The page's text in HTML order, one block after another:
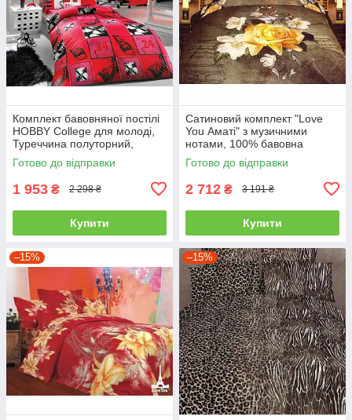
Комплект бавовняної постілі
HOBBY College для молоді,
Туреччина полуторний,
червоний
Готово до відправки
1 953 ₴ 2 298 ₴
Купити
Сатиновий комплект "Love
You Аматі" з музичними
нотами, 100% бавовна
полуторний
Готово до відправки
2 712 ₴ 3 191 ₴
Купити
–15% –15%